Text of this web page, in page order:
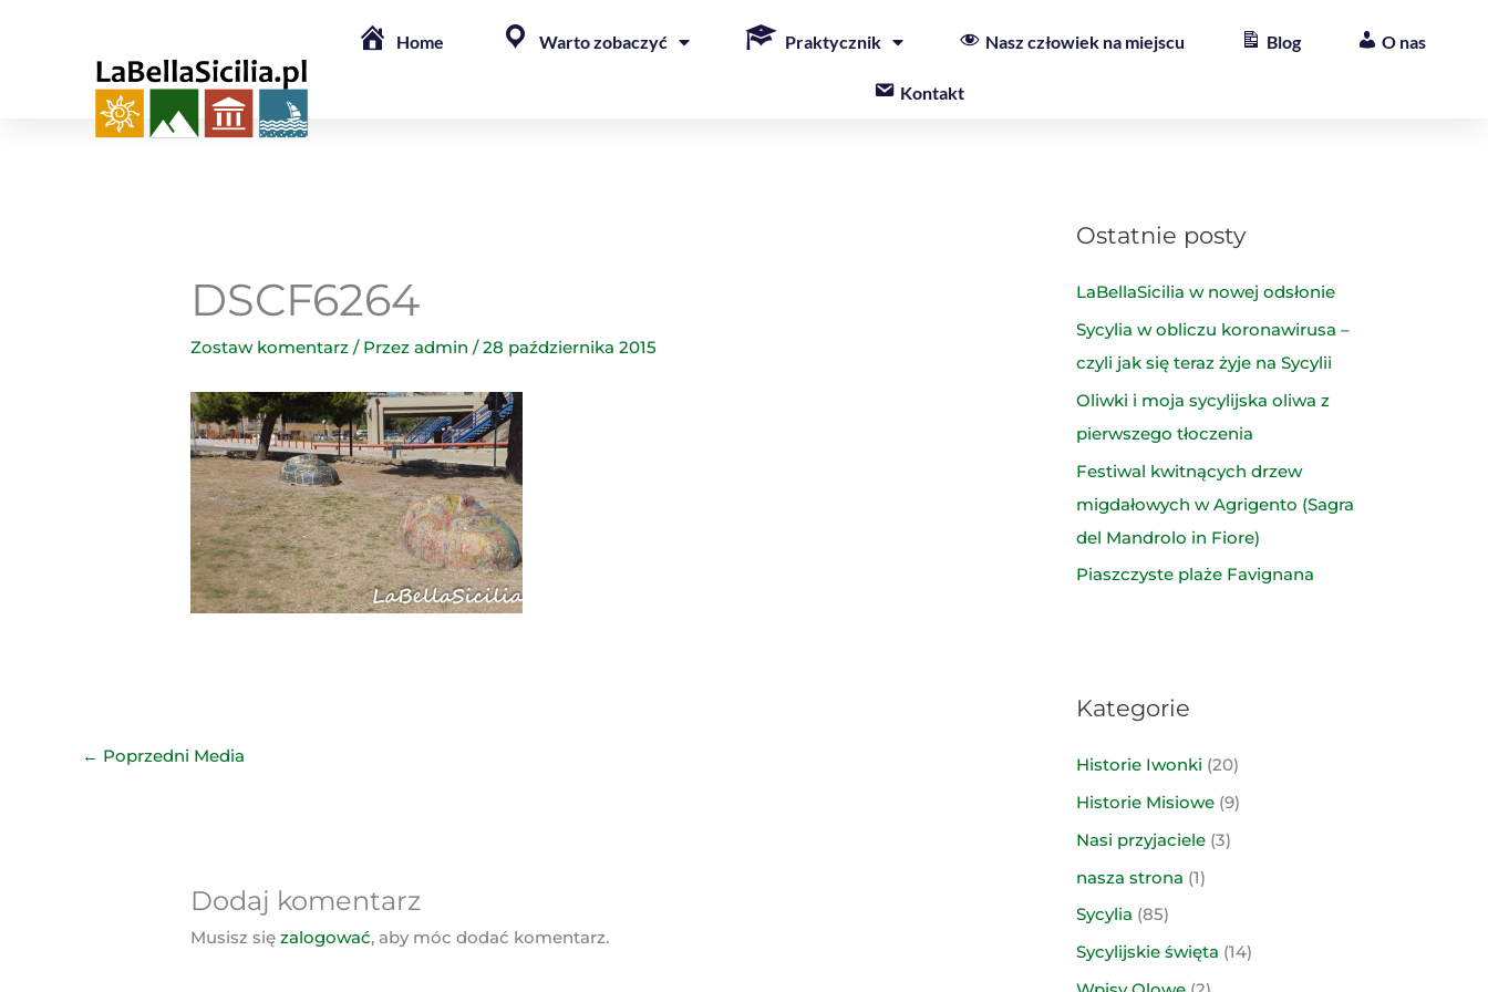
Home Warto zobaczyć Praktycznik Nasz człowiek na miejscu Blog O nas
Kontakt
DSCF6264
Zostaw komentarz / Przezadmin/28 października 2015
← Poprzedni Media
Dodaj komentarz
Musisz sięzalogować, aby móc dodać komentarz.
Ostatnie posty
LaBellaSicilia w nowej odsłonie
Sycylia w obliczu koronawirusa –
czyli jak się teraz żyje na Sycylii
Oliwki i moja sycylijska oliwa z
pierwszego tłoczenia
Festiwal kwitnących drzew
migdałowych w Agrigento (Sagra
del Mandrolo in Fiore)
Piaszczyste plaże Favignana
Kategorie
Historie Iwonki (20)
Historie Misiowe (9)
Nasi przyjaciele (3)
nasza strona (1)
Sycylia (85)
Sycylijskie święta (14)